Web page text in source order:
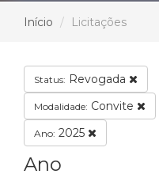
Início Licitações
Status: Revogada
Modalidade: Convite
Ano: 2025
Ano